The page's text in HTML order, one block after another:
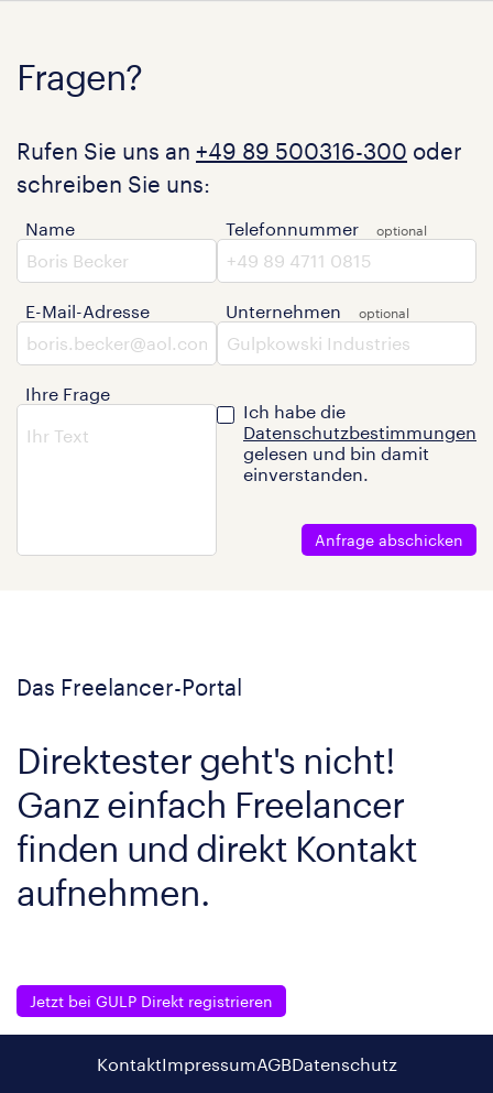
Fragen?
Rufen Sie uns an +49 89 500316-300 oder
schreiben Sie uns:
Name
E-Mail-Adresse
Ihre Frage
Telefonnummer
Unternehmen
Ich habe die
Datenschutzbestimmungen
gelesen und bin damit
einverstanden.
Anfrage abschicken
Das Freelancer-Portal
Direktester geht's nicht!
Ganz einfach Freelancer
finden und direkt Kontakt
aufnehmen.
Jetzt bei GULP Direkt registrieren
KontaktImpressumAGBDatenschutz